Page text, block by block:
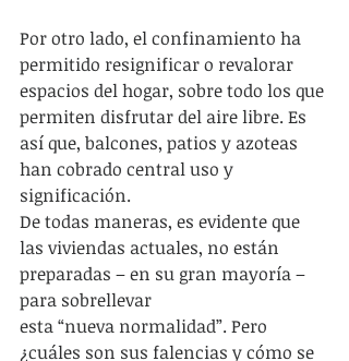
Por otro lado, el confinamiento ha
permitido resignificar o revalorar
espacios del hogar, sobre todo los que
permiten disfrutar del aire libre. Es
así que, balcones, patios y azoteas
han cobrado central uso y
significación.
De todas maneras, es evidente que
las viviendas actuales, no están
preparadas – en su gran mayoría –
para sobrellevar
esta “nueva normalidad”. Pero
¿cuáles son sus falencias y cómo se